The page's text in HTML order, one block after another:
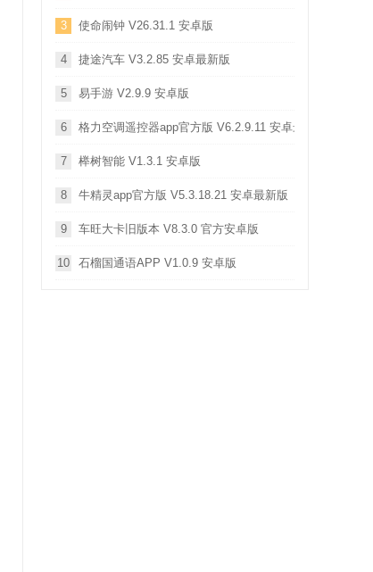
3 使命闹钟 V26.31.1 安卓版
4 捷途汽车 V3.2.85 安卓最新版
5 易手游 V2.9.9 安卓版
6 格力空调遥控器app官方版 V6.2.9.11 安卓最新版
7 榉树智能 V1.3.1 安卓版
8 牛精灵app官方版 V5.3.18.21 安卓最新版
9 车旺大卡旧版本 V8.3.0 官方安卓版
10 石榴国通语APP V1.0.9 安卓版